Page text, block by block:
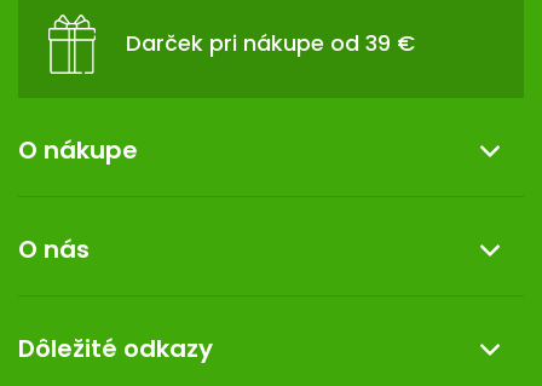
Darček pri nákupe od 39 €
O nákupe
Reklamácia a vrátenie tovaru
Doprava a platba
Darček k nákupu
O nás
Kontakt
Dôležité odkazy